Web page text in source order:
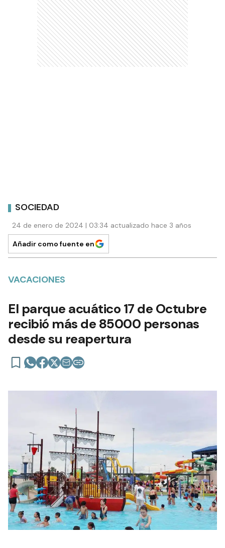
SOCIEDAD
24 de enero de 2024 | 03:34 actualizado hace 3 años
Añadir como fuente en
VACACIONES
El parque acuático 17 de Octubre
recibió más de 85000 personas
desde su reapertura